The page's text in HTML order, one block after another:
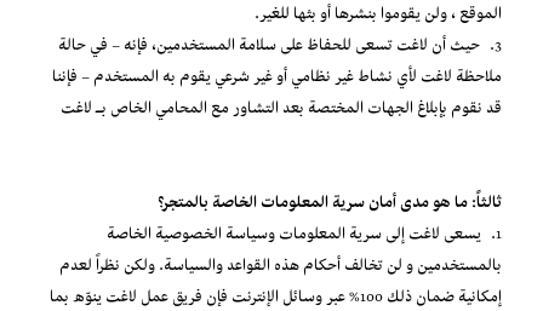
الموقع ، ولن يقوموا بنشرها أو بثها للغير.
3. حيث أن لاغت تسعى للحفاظ على سلامة المستخدمين، فإنه – في حالة
ملاحظة لاغت لأي نشاط غير نظامي أو غير شرعي يقوم به المستخدم – فإننا
قد نقوم بإبلاغ الجهات المختصة بعد التشاور مع المحامي الخاص بـ لاغت
ثالثاً: ما هو مدى أمان سرية المعلومات الخاصة بالمتجر؟
1. يسعى لاغت إلى سرية المعلومات وسياسة الخصوصية الخاصة
بالمستخدمين و لن تخالف أحكام هذه القواعد والسياسة. ولكن نظراً لعدم
إمكانية ضمان ذلك 100% عبر وسائل الإنترنت فإن فريق عمل لاغت ينوّه بما